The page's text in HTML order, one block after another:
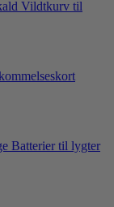
Vildtkurv til
Batterier til lygter